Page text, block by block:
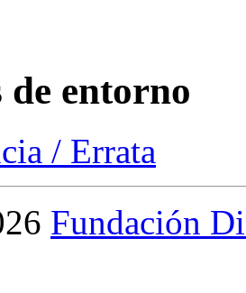
de entorno
/ Errata
Fundación